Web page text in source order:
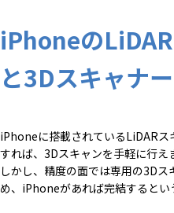
iPhoneの
と3Dスキャナ
iPhoneに搭載されているLiDARス
すれば、3Dスキャンを手軽に行え
しかし、精度の面では専用の3D
め、iPhoneがあれば完結するとい